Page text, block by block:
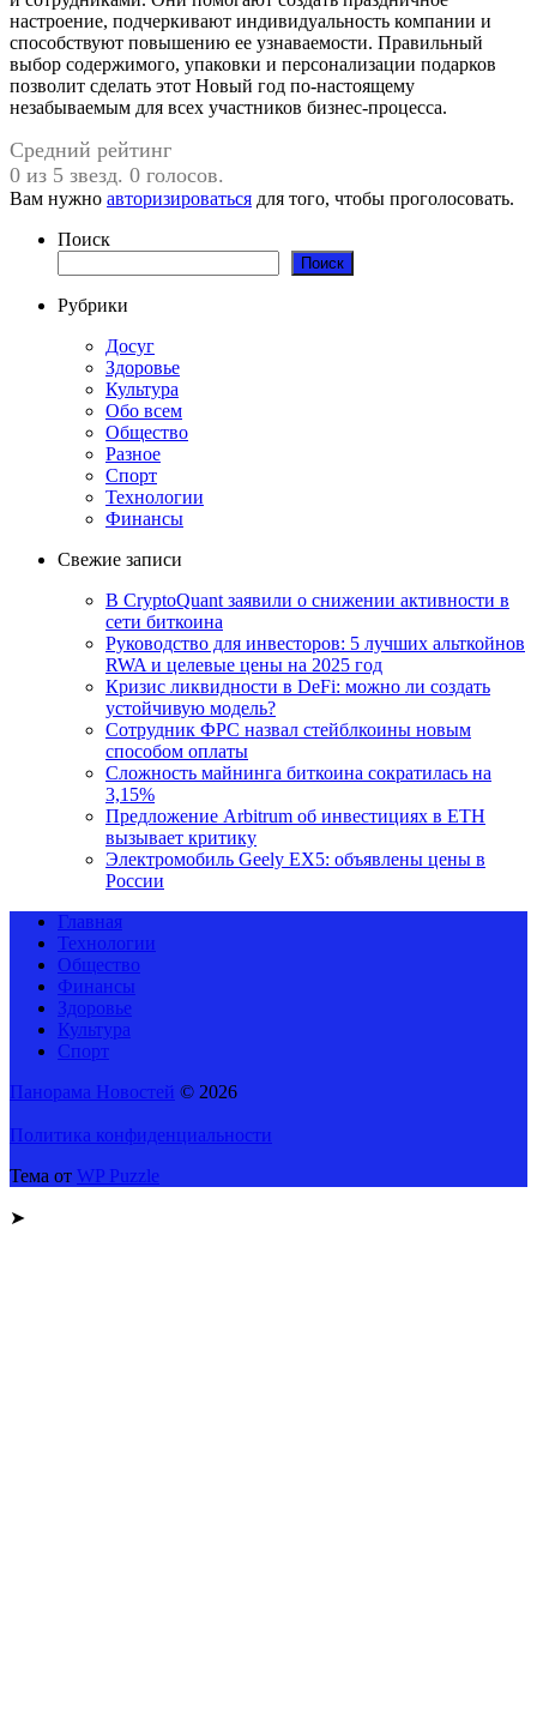
настроение, подчеркивают индивидуальность компании и
способствуют повышению ее узнаваемости. Правильный
выбор содержимого, упаковки и персонализации подарков
позволит сделать этот Новый год по-настоящему
незабываемым для всех участников бизнес-процесса.
Средний рейтинг
0 из 5 звезд. 0 голосов.
Вам нужно авторизироваться для того, чтобы проголосовать.
Поиск
Поиск
Рубрики
Досуг
Здоровье
Культура
Обо всем
Общество
Разное
Спорт
Технологии
Финансы
Свежие записи
В CryptoQuant заявили о снижении активности в
сети биткоина
Руководство для инвесторов: 5 лучших альткойнов
RWA и целевые цены на 2025 год
Кризис ликвидности в DeFi: можно ли создать
устойчивую модель?
Сотрудник ФРС назвал стейблкоины новым
способом оплаты
Сложность майнинга биткоина сократилась на
3,15%
Предложение Arbitrum об инвестициях в ETH
вызывает критику
Электромобиль Geely EX5: объявлены цены в
России
Главная
Технологии
Общество
Финансы
Здоровье
Культура
Спорт
Панорама Новостей © 2026
Политика конфиденциальности
Тема от WP Puzzle
➤